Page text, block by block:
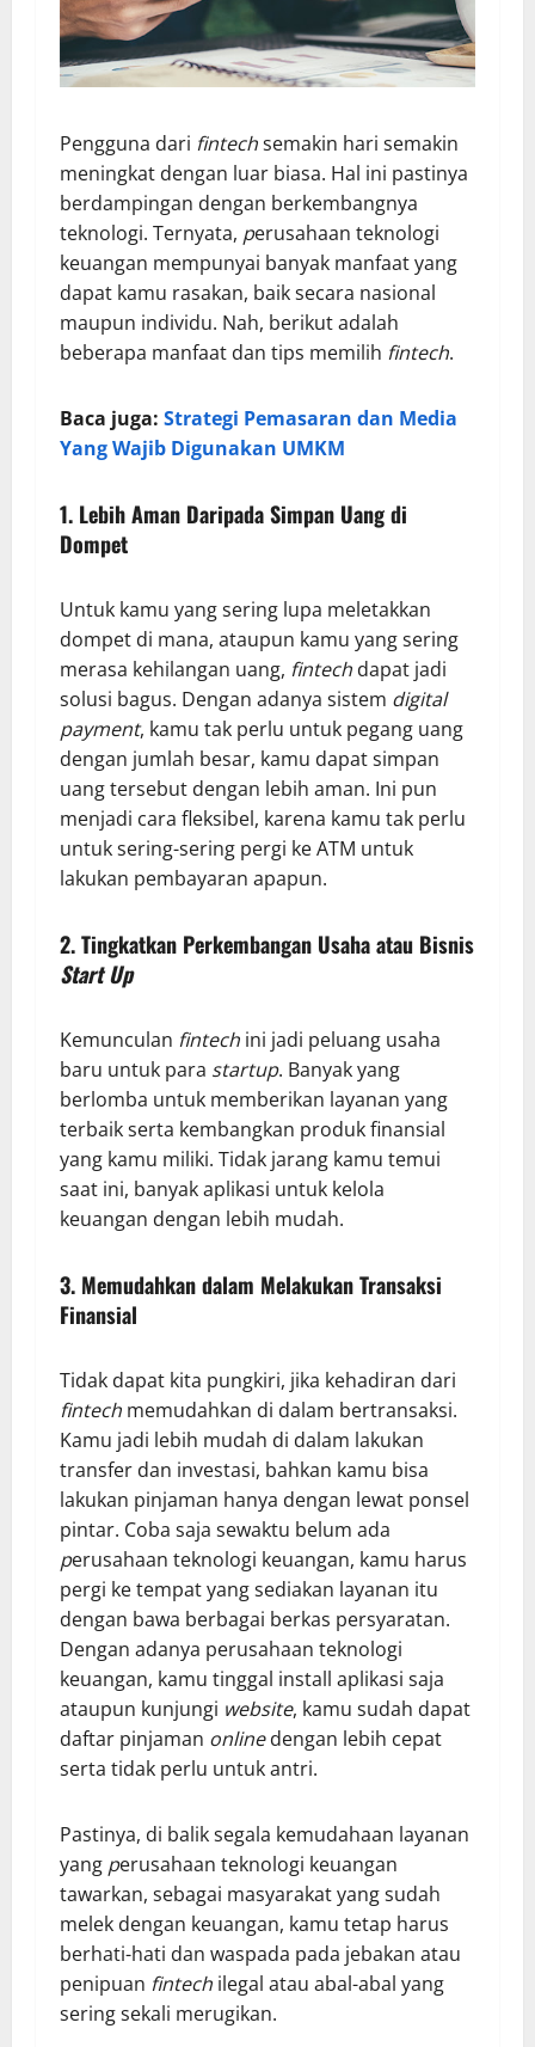
Pengguna dari fintechsemakin hari semakin
meningkat dengan luar biasa. Hal ini pastinya
berdampingan dengan berkembangnya
teknologi. Ternyata, perusahaan teknologi
keuangan mempunyai banyak manfaat yang
dapat kamu rasakan, baik secara nasional
maupun individu. Nah, berikut adalah
beberapa manfaat dan tips memilih fintech.
Baca juga: Strategi Pemasaran dan Media
Yang Wajib Digunakan UMKM
1. Lebih Aman Daripada Simpan Uang di
Dompet
Untuk kamu yang sering lupa meletakkan
dompet di mana, ataupun kamu yang sering
merasa kehilangan uang, fintech dapat jadi
solusi bagus. Dengan adanya sistem digital
payment, kamu tak perlu untuk pegang uang
dengan jumlah besar, kamu dapat simpan
uang tersebut dengan lebih aman. Ini pun
menjadi cara fleksibel, karena kamu tak perlu
untuk sering-sering pergi ke ATM untuk
lakukan pembayaran apapun.
2. Tingkatkan Perkembangan Usaha atau Bisnis
Start Up
Kemunculan fintech ini jadi peluang usaha
baru untuk para startup. Banyak yang
berlomba untuk memberikan layanan yang
terbaik serta kembangkan produk finansial
yang kamu miliki. Tidak jarang kamu temui
saat ini, banyak aplikasi untuk kelola
keuangan dengan lebih mudah.
3. Memudahkan dalam Melakukan Transaksi
Finansial
Tidak dapat kita pungkiri, jika kehadiran dari
fintech memudahkan di dalam bertransaksi.
Kamu jadi lebih mudah di dalam lakukan
transfer dan investasi, bahkan kamu bisa
lakukan pinjaman hanya dengan lewat ponsel
pintar. Coba saja sewaktu belum ada
perusahaan teknologi keuangan, kamu harus
pergi ke tempat yang sediakan layanan itu
dengan bawa berbagai berkas persyaratan.
Dengan adanya perusahaan teknologi
keuangan, kamu tinggal install aplikasi saja
ataupun kunjungi website, kamu sudah dapat
daftar pinjaman onlinedengan lebih cepat
serta tidak perlu untuk antri.
Pastinya, di balik segala kemudahaan layanan
yang perusahaan teknologi keuangan
tawarkan, sebagai masyarakat yang sudah
melek dengan keuangan, kamu tetap harus
berhati-hati dan waspada pada jebakan atau
penipuan fintech ilegal atau abal-abal yang
sering sekali merugikan.